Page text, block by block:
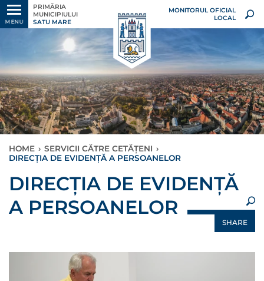
MENU
PRIMĂRIA
MUNICIPIULUI
SATU MARE
MONITORUL OFICIAL
LOCAL
HOME › SERVICII CĂTRE CETĂȚENI ›
DIRECȚIA DE EVIDENȚĂ A PERSOANELOR
DIRECȚIA DE EVIDENȚĂ
A PERSOANELOR
SHARE